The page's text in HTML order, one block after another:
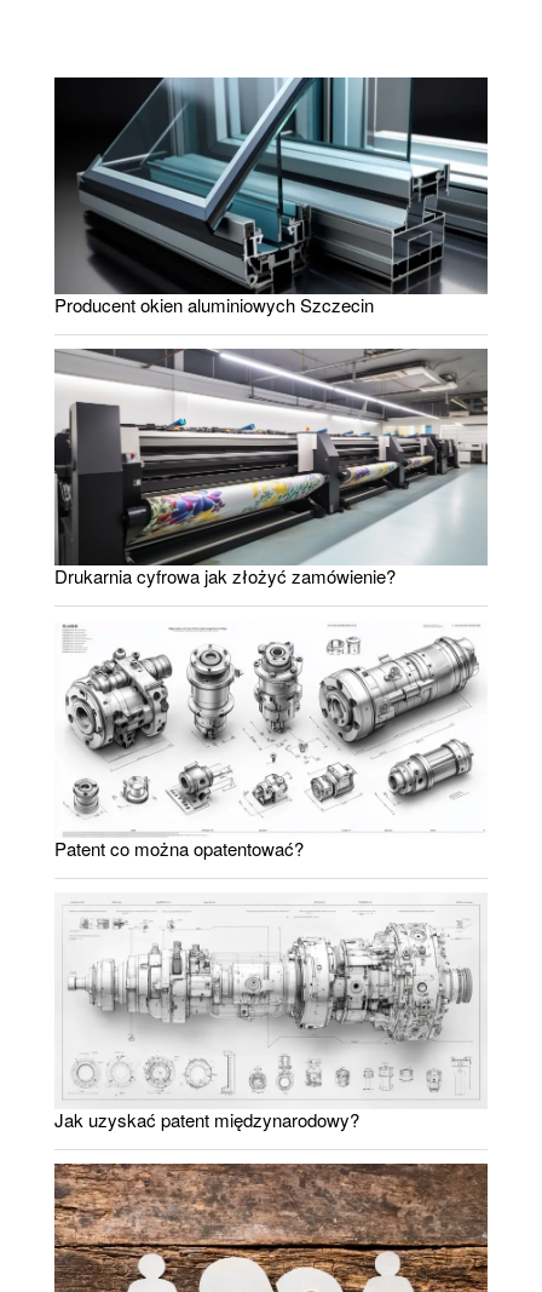
Producent okien aluminiowych Szczecin
Drukarnia cyfrowa jak złożyć zamówienie?
Patent co można opatentować?
Jak uzyskać patent międzynarodowy?